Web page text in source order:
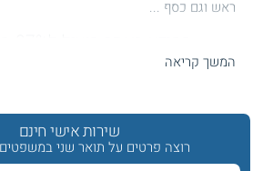
ראש וגם כסף ...
עזרנו גם לך? דרג אותנו:
תואר שני במשפטים עם תזה במסלול
המשך קריאה
שירות אישי חינם
רוצה פרטים על תואר שני